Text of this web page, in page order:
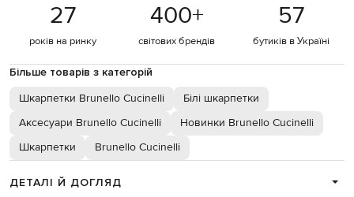
27
років на ринку
400+
світових брендів
57
бутиків в Україні
Більше товарів з категорій
Шкарпетки Brunello Cucinelli
Білі шкарпетки
Аксесуари Brunello Cucinelli
Новинки Brunello Cucinelli
Шкарпетки
Brunello Cucinelli
ДЕТАЛІ Й ДОГЛЯД